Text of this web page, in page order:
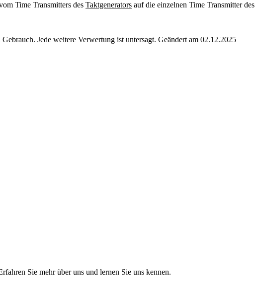
Time Transmitters des Taktgenerators auf die einzelnen Time Transmitter des
Jede weitere Verwertung ist untersagt. Geändert am 02.12.2025
Sie mehr über uns und lernen Sie uns kennen.